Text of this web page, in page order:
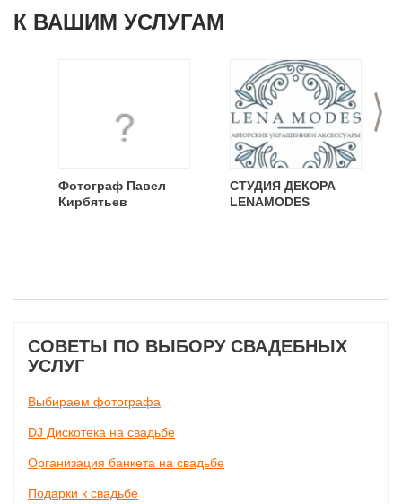
К ВАШИМ УСЛУГАМ
>
Фотограф Павел
Кирбятьев
СТУДИЯ ДЕКОРА
LENAMODES
СОВЕТЫ ПО ВЫБОРУ СВАДЕБНЫХ
УСЛУГ
Выбираем фотографа
DJ Дискотека на свадьбе
Организация банкета на свадьбе
Подарки к свадьбе